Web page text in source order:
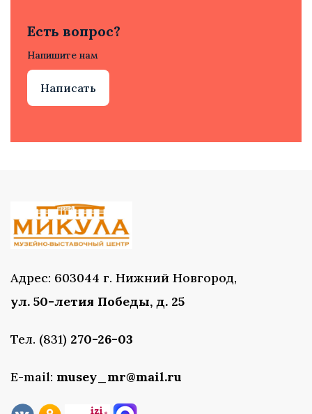
Есть вопрос?
Напишите нам
Написать
Адрес: 603044 г. Нижний Новгород,
ул. 50-летия Победы, д. 25
Тел. (831) 270-26-03
E-mail: musey_mr@mail.ru